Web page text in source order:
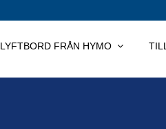
LYFTBORD FRÅN HYMO